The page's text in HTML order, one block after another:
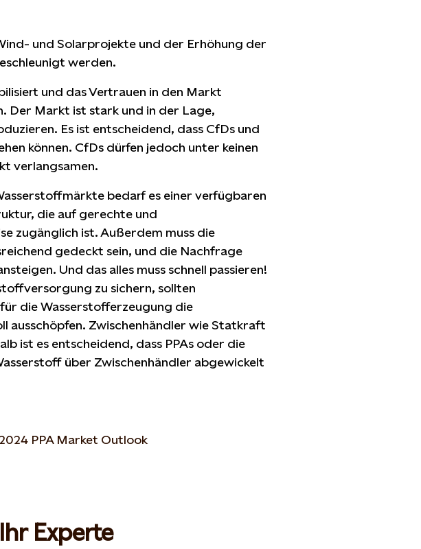
und Solarprojekte und der Erhöhung der
werden.
und das Vertrauen in den Markt
Der Markt ist stark und in der Lage,
Es ist entscheidend, dass CfDs und
können. CfDs dürfen jedoch unter keinen
verlangsamen.
bedarf es einer verfügbaren
die auf gerechte und
zugänglich ist. Außerdem muss die
gedeckt sein, und die Nachfrage
Und das alles muss schnell passieren!
zu sichern, sollten
die Wasserstofferzeugung die
ausschöpfen. Zwischenhändler wie Statkraft
ist es entscheidend, dass PPAs oder die
über Zwischenhändler abgewickelt
PPA Market Outlook
Ihr Experte